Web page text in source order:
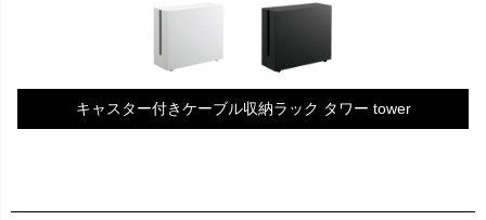
キャスター付きケーブル収納ラック タワー tower